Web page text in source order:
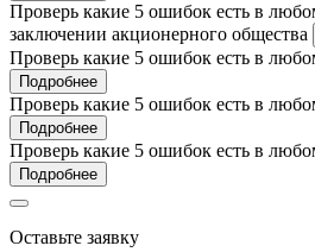
Проверь какие 5 ошибок есть в
заключении акционерного общества
Проверь какие 5 ошибок есть в
Подробнее
Проверь какие 5 ошибок есть в
Подробнее
Проверь какие 5 ошибок есть в
Подробнее
Оставьте заявку